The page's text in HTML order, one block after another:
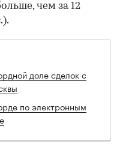
чем за 12
доле сделок с
по электронным